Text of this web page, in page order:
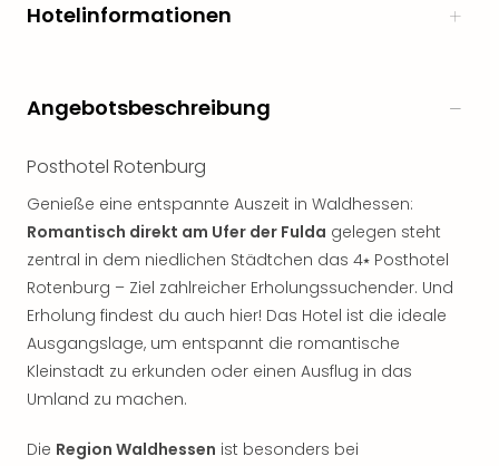
Hotelinformationen
Angebotsbeschreibung
Posthotel Rotenburg
Genieße eine entspannte Auszeit in Waldhessen:
Romantisch direkt am Ufer der Fulda gelegen steht
zentral in dem niedlichen Städtchen das 4⭑ Posthotel
Rotenburg – Ziel zahlreicher Erholungssuchender. Und
Erholung findest du auch hier! Das Hotel ist die ideale
Ausgangslage, um entspannt die romantische
Kleinstadt zu erkunden oder einen Ausflug in das
Umland zu machen.
Die Region Waldhessen ist besonders bei